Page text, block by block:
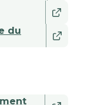
du